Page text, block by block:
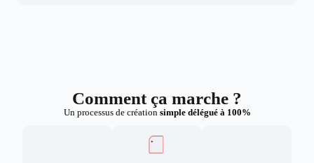
Comment ça marche ?
Un processus de création simple délégué à 100%